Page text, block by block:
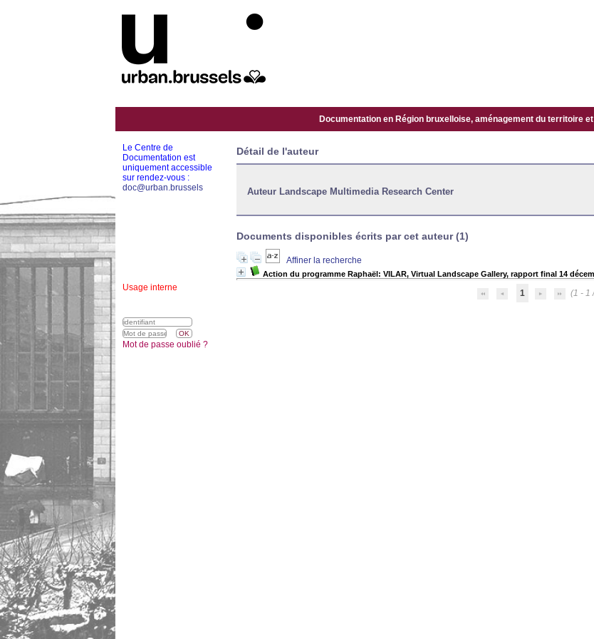
Documentation en Région bruxelloise, aménagement du territoire
Détail de l'auteur
Auteur Landscape Multimedia Research Center
Documents disponibles écrits par cet auteur (1)
Affiner la recherche
Action du programme Raphaël: VILAR, Virtual Landscape Gallery, rapport final 14
1 (1 - 1
Le Centre de
Documentation est
uniquement accessible
sur rendez-vous :
doc@urban.brussels
Usage interne
Mot de passe oublié ?